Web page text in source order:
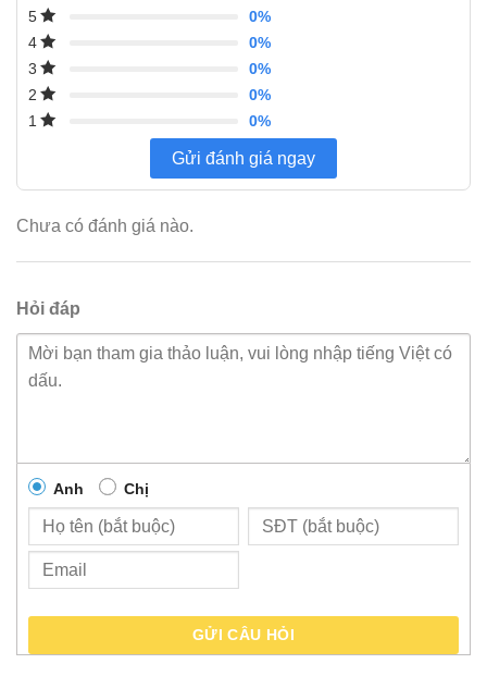
5
0%
4
0%
3
0%
2
0%
1
0%
Gửi đánh giá ngay
Chưa có đánh giá nào.
Hỏi đáp
Anh Chị
GỬI CÂU HỎI